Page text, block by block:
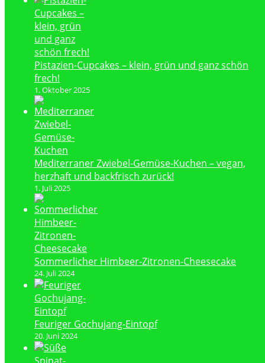
Pistazien-Cupcakes – klein, grün und ganz schön
frech!
1. Oktober 2025
Mediterraner Zwiebel-Gemüse-Kuchen – vegan,
herzhaft und backfrisch zurück!
1. Juli 2025
Sommerlicher Himbeer-Zitronen-Cheesecake
24. Juli 2024
Feuriger Gochujang-Eintopf
20. Juni 2024